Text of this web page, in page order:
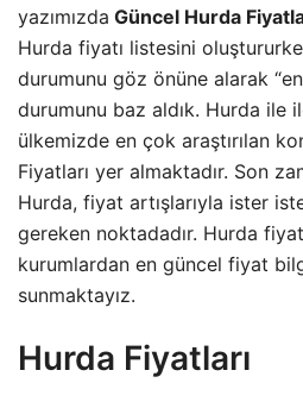
yazımızda Güncel Hurda
Hurda fiyatı listesini
durumunu göz önüne alarak
durumunu baz aldık. Hurda ile
ülkemizde en çok araştırılan
Fiyatları yer almaktadır. Son
Hurda, fiyat artışlarıyla ister
gereken noktadadır. Hurda
kurumlardan en güncel fiyat
sunmaktayız.
Hurda Fiyatları